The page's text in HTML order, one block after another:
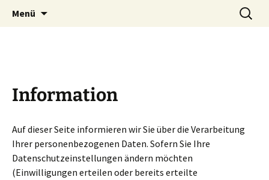
Institut Sensus
Gesund mit allen Sinnen
Menü
Suchen
nach:
Information
Auf dieser Seite informieren wir Sie über die Verarbeitung
Ihrer personenbezogenen Daten. Sofern Sie Ihre
Datenschutzeinstellungen ändern möchten
(Einwilligungen erteilen oder bereits erteilte